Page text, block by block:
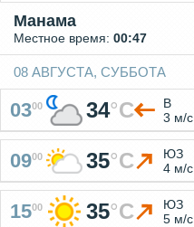
Манама
Местное время: 00:47
08 АВГУСТА, СУББОТА
0300 34°C
В
3 м/с
0900 35°C
ЮЗ
4 м/с
1500 35°C
ЮЗ
5 м/с